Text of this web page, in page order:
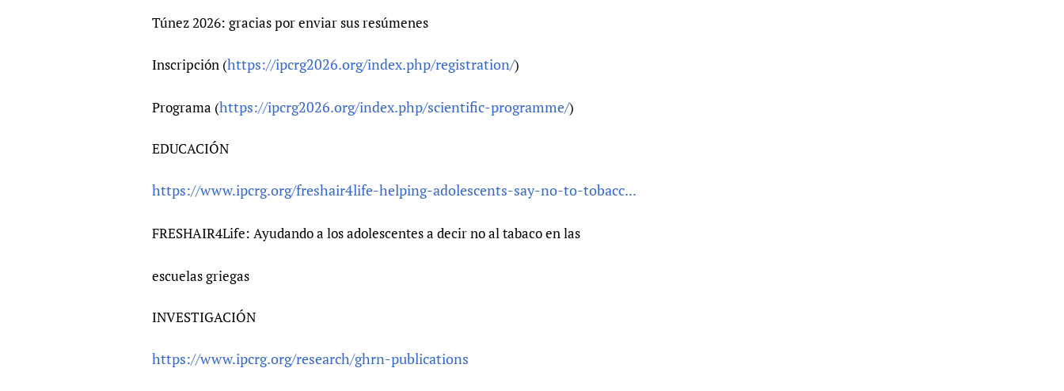
Túnez 2026: gracias por enviar sus resúmenes
Inscripción (https://ipcrg2026.org/index.php/registration/)
Programa (https://ipcrg2026.org/index.php/scientific-programme/)
EDUCACIÓN
https://www.ipcrg.org/freshair4life-helping-adolescents-say-no-to-tobacc...
FRESHAIR4Life: Ayudando a los adolescentes a decir no al tabaco en las
escuelas griegas
INVESTIGACIÓN
https://www.ipcrg.org/research/ghrn-publications